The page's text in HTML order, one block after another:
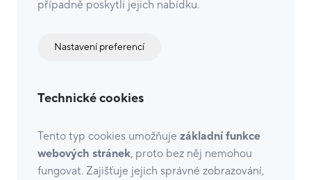
případně poskytli jejich nabídku.
Nastavení preferencí
Technické cookies
Tento typ cookies umožňuje základní funkce
webových stránek, proto bez něj nemohou
fungovat. Zajišťuje jejich správné zobrazování,